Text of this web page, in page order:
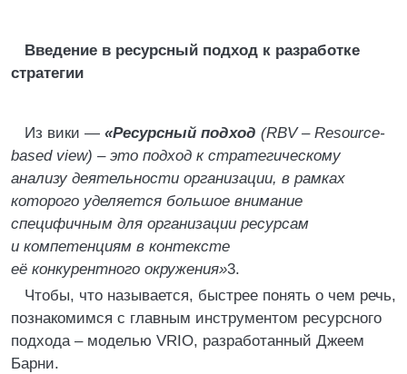
Введение в ресурсный подход к разработке
стратегии
Из вики — «Ресурсный подход (RBV – Resource-
based view) – это подход к стратегическому
анализу деятельности организации, в рамках
которого уделяется большое внимание
специфичным для организации ресурсам
и компетенциям в контексте
её конкурентного окружения»3.
Чтобы, что называется, быстрее понять о чем речь,
познакомимся с главным инструментом ресурсного
подхода – моделью VRIO, разработанный Джеем
Барни.